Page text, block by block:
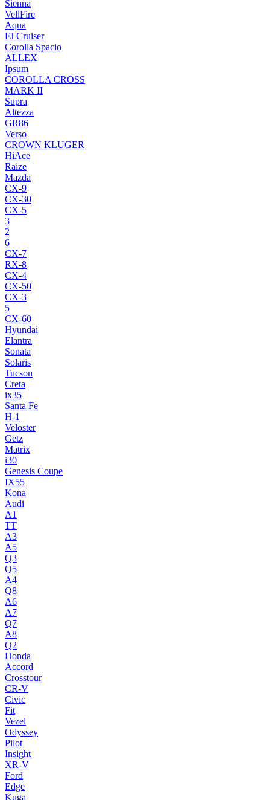
Sienna
VellFire
Aqua
FJ Cruiser
Corolla Spacio
ALLEX
Ipsum
COROLLA CROSS
MARK II
Supra
Altezza
GR86
Verso
CROWN KLUGER
HiAce
Raize
Mazda
CX-9
CX-30
CX-5
3
2
6
CX-7
RX-8
CX-4
CX-50
CX-3
5
CX-60
Hyundai
Elantra
Sonata
Solaris
Tucson
Creta
ix35
Santa Fe
H-1
Veloster
Getz
Matrix
i30
Genesis Coupe
IX55
Kona
Audi
A1
TT
A3
A5
Q3
Q5
A4
Q8
A6
A7
Q7
A8
Q2
Honda
Accord
Crosstour
CR-V
Civic
Fit
Vezel
Odyssey
Pilot
Insight
XR-V
Ford
Edge
Kuga